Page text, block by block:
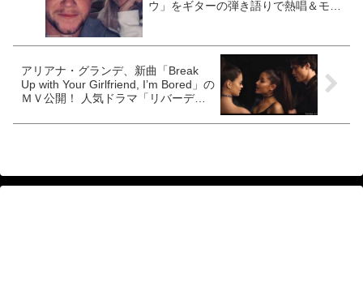
ウ」をギターの弾き語りで熱唱＆モノ
アリアナ・グランデ、新曲「Break
Up with Your Girlfriend, I’m Bored」の
ＭＶ公開！ 人気ドラマ「リバーデイ